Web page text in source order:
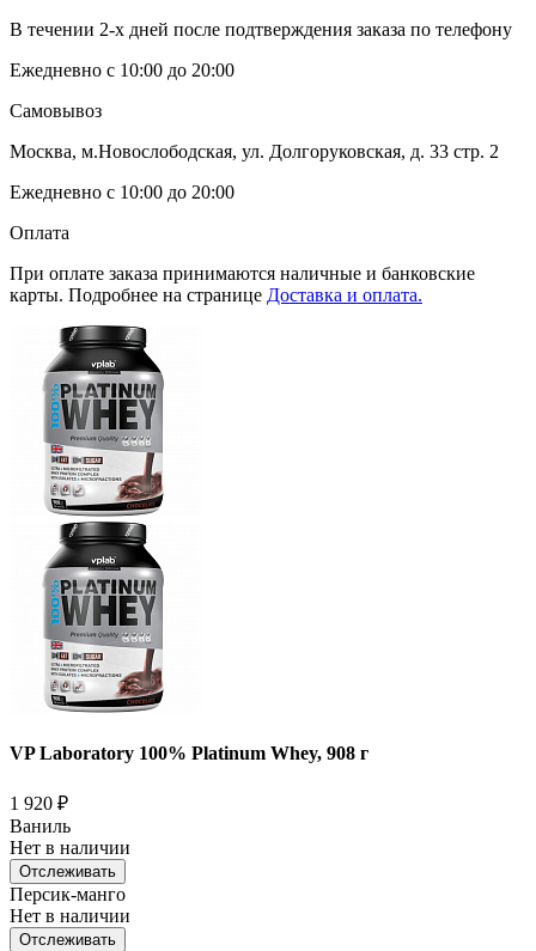
В течении 2-х дней после подтверждения заказа по телефону
Ежедневно с 10:00 до 20:00
Самовывоз
Москва, м.Новослободская, ул. Долгоруковская, д. 33 стр. 2
Ежедневно с 10:00 до 20:00
Оплата
При оплате заказа принимаются наличные и банковские
карты. Подробнее на странице Доставка и оплата.
VP Laboratory 100% Platinum Whey, 908 г
1 920 ₽
Ваниль
Нет в наличии
Отслеживать
Персик-манго
Нет в наличии
Отслеживать